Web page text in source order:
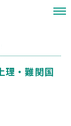
理・難関国